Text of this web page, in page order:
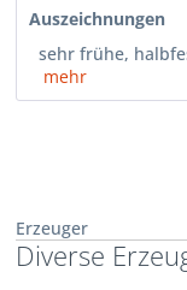
Auszeichnungen
sehr frühe,
mehr
Erzeuger
Diverse